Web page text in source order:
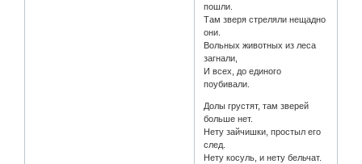
пошли.
Там зверя стреляли нещадно
они.
Вольных животных из леса
загнали,
И всех, до единого
поубивали.
Долы грустят, там зверей
больше нет.
Нету зайчишки, простыл его
след.
Нету косуль, и нету бельчат.